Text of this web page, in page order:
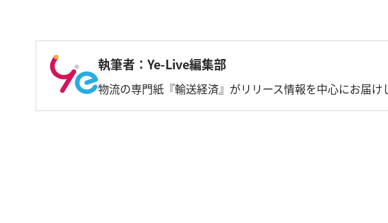
執筆者：Ye-Live編集部
物流の専門紙『輸送経済』がリリース情報を中心にお届け